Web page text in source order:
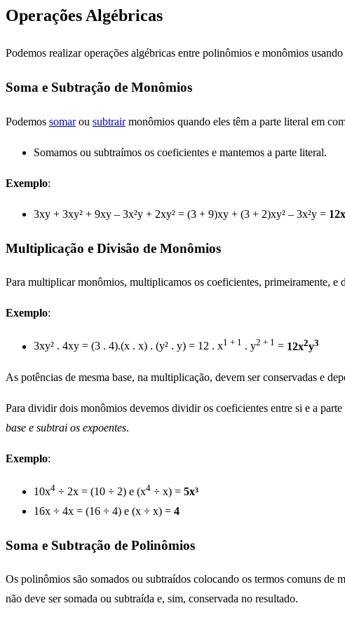
Operações Algébricas
Podemos realizar operações algébricas entre polinômios e monômios
Soma e Subtração de Monômios
Podemos somarou subtrairmonômios quando eles têm a parte literal em
Somamos ou subtraímos os coeficientes e mantemos a parte literal.
Exemplo:
3xy + 3xy² + 9xy – 3x²y + 2xy² = (3 + 9)xy + (3 + 2)xy² – 3x²y =
Multiplicação e Divisão de Monômios
Para multiplicar monômios, multiplicamos os coeficientes, primeiramente, e
Exemplo:
3xy² . 4xy = (3 . 4).(x . x) . (y² . y) = 12 . x1 + 1 . y2 + 1 = 12x2y3
As potências de mesma base, na multiplicação, devem ser conservadas e
Para dividir dois monômios devemos dividir os coeficientes entre si e a
base e subtrai os expoentes.
Exemplo:
10x4 ÷ 2x = (10 ÷ 2) e (x4 ÷ x) = 5x³
16x ÷ 4x = (16 ÷ 4) e (x ÷ x) = 4
Soma e Subtração de Polinômios
Os polinômios são somados ou subtraídos colocando os termos comuns de
não deve ser somada ou subtraída e, sim, conservada no resultado.